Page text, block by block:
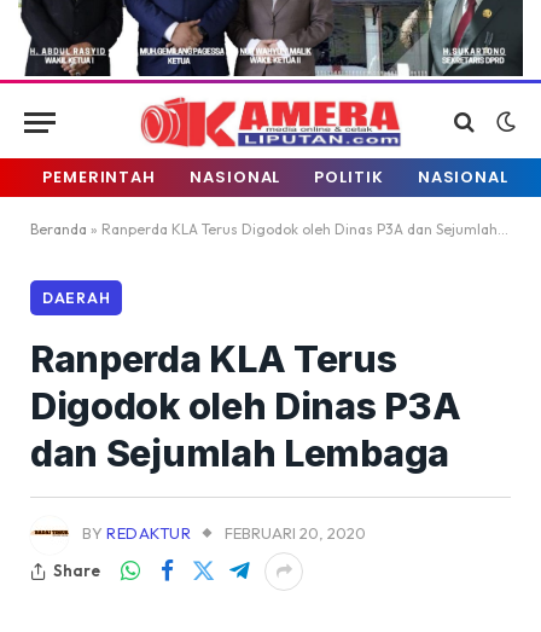
PEMERINTAH NASIONAL POLITIK NASIONAL
Beranda » Ranperda KLA Terus Digodok oleh Dinas P3A dan Sejumlah Lembaga
DAERAH
Ranperda KLA Terus
Digodok oleh Dinas P3A
dan Sejumlah Lembaga
BY REDAKTUR
FEBRUARI 20, 2020
Share